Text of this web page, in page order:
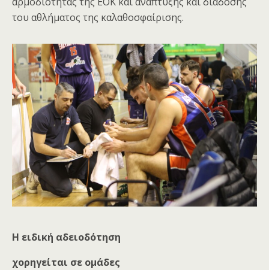
του αθλήματος της καλαθοσφαίρισης.
Η ειδική αδειοδότηση
χορηγείται σε ομάδες